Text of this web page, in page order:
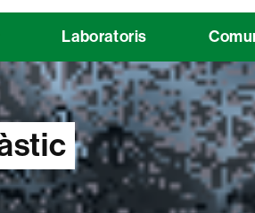
Laboratoris